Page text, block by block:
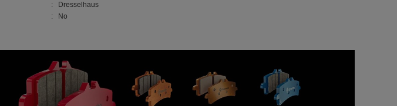
: Dresselhaus
: No